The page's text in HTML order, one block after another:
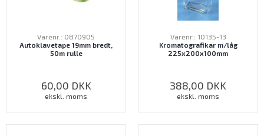
Varenr.: 0870905
Autoklavetape 19mm bredt,
50m rulle
60,00 DKK
ekskl. moms
Varenr.: 10135-13
Kromatografikar m/låg
225x200x100mm
388,00 DKK
ekskl. moms